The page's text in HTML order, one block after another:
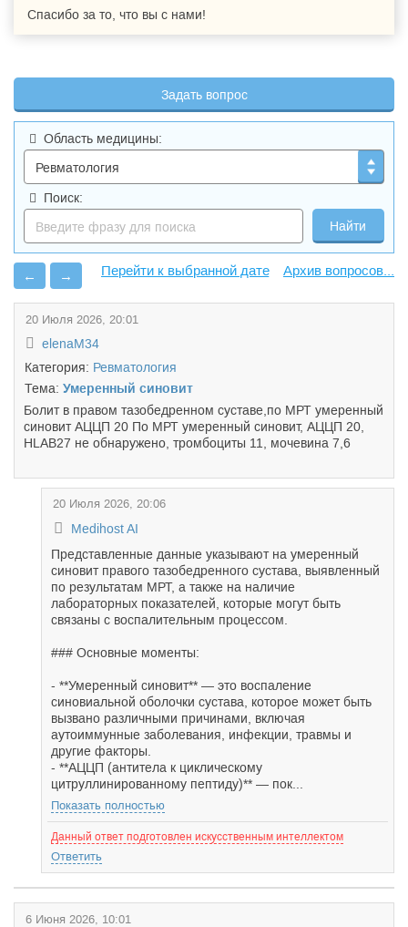
Спасибо за то, что вы с нами!
Задать вопрос
Область медицины:
Поиск:
← → Архив вопросов...
20 Июля 2026, 20:01
elenaM34
Категория: Ревматология
Тема: Умеренный синовит
Болит в правом тазобедренном суставе,по МРТ умеренный
синовит АЦЦП 20 По МРТ умеренный синовит, АЦЦП 20,
HLAB27 не обнаружено, тромбоциты 11, мочевина 7,6
20 Июля 2026, 20:06
Medihost AI
Представленные данные указывают на умеренный
синовит правого тазобедренного сустава, выявленный
по результатам МРТ, а также на наличие
лабораторных показателей, которые могут быть
связаны с воспалительным процессом.
### Основные моменты:
- **Умеренный синовит** — это воспаление
синовиальной оболочки сустава, которое может быть
вызвано различными причинами, включая
аутоиммунные заболевания, инфекции, травмы и
другие факторы.
- **АЦЦП (антитела к циклическому
цитруллинированному пептиду)** — пок...
Показать полностью
Данный ответ подготовлен искусственным интеллектом
Ответить
6 Июня 2026, 10:01